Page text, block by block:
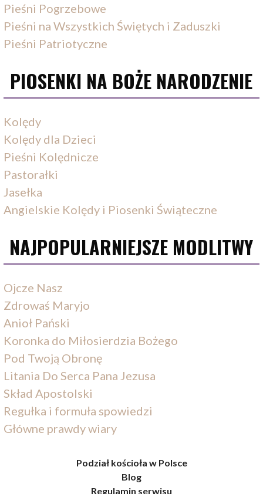
Pieśni Pogrzebowe
Pieśni na Wszystkich Świętych i Zaduszki
Pieśni Patriotyczne
PIOSENKI NA BOŻE NARODZENIE
Kolędy
Kolędy dla Dzieci
Pieśni Kolędnicze
Pastorałki
Jasełka
Angielskie Kolędy i Piosenki Świąteczne
NAJPOPULARNIEJSZE MODLITWY
Ojcze Nasz
Zdrowaś Maryjo
Anioł Pański
Koronka do Miłosierdzia Bożego
Pod Twoją Obronę
Litania Do Serca Pana Jezusa
Skład Apostolski
Regułka i formuła spowiedzi
Główne prawdy wiary
Podział kościoła w Polsce
Blog
Regulamin serwisu